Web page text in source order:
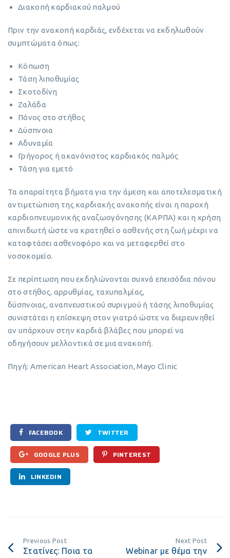
Διακοπή καρδιακού παλμού
Πριν την ανακοπή καρδιάς, ενδέχεται να εκδηλωθούν
συμπτώματα όπως:
Κόπωση
Τάση λιποθυμίας
Σκοτοδίνη
Ζαλάδα
Πόνος στο στήθος
Δύσπνοια
Αδυναμία
Γρήγορος ή ακανόνιστος καρδιακός παλμός
Τάση για εμετό
Τα απαραίτητα βήματα για την άμεση και αποτελεσματική
αντιμετώπιση της καρδιακής ανακοπής είναι η παροχή
καρδιοπνευμονικής αναζωογόνησης (ΚΑΡΠΑ) και η χρήση
απινιδωτή ώστε να κρατηθεί ο ασθενής στη ζωή μέχρι να
καταφτάσει ασθενοφόρο και να μεταφερθεί στο
νοσοκομείο.
Σε περίπτωση που εκδηλώνονται συχνά επεισόδια πόνου
στο στήθος, αρρυθμίας, ταχυπαλμίας,
δύσπνοιας, αναπνευστικού συριγμού ή τάσης λιποθυμίας
συνιστάται η επίσκεψη στον γιατρό ώστε να διερευνηθεί
αν υπάρχουν στην καρδιά βλάβες που μπορεί να
οδηγήσουν μελλοντικά σε μια ανακοπή.
Πηγή: American Heart Association, Mayo Clinic
FACEBOOK TWITTER
GOOGLE PLUS PINTEREST
LINKEDIN
Previous Post
Στατίνες: Ποια τα
Next Post
Webinar με θέμα την